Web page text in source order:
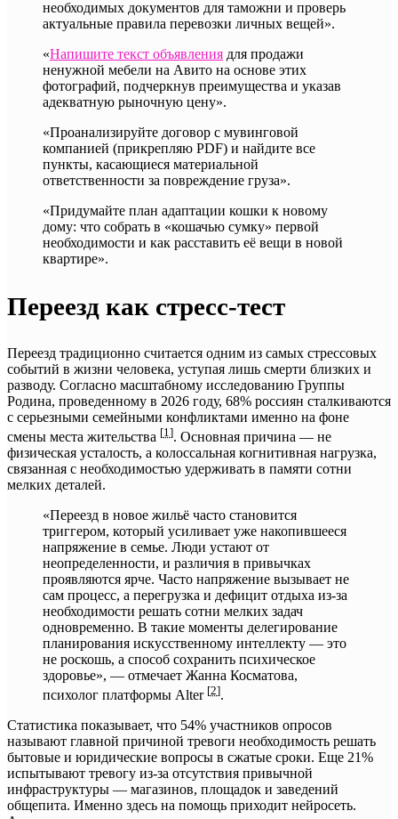
необходимых документов для таможни и проверь
актуальные правила перевозки личных вещей».
«Напишите текст объявления для продажи
ненужной мебели на Авито на основе этих
фотографий, подчеркнув преимущества и указав
адекватную рыночную цену».
«Проанализируйте договор с мувинговой
компанией (прикрепляю PDF) и найдите все
пункты, касающиеся материальной
ответственности за повреждение груза».
«Придумайте план адаптации кошки к новому
дому: что собрать в «кошачью сумку» первой
необходимости и как расставить её вещи в новой
квартире».
Переезд как стресс-тест
Переезд традиционно считается одним из самых стрессовых
событий в жизни человека, уступая лишь смерти близких и
разводу. Согласно масштабному исследованию Группы
Родина, проведенному в 2026 году, 68% россиян сталкиваются
с серьезными семейными конфликтами именно на фоне
смены места жительства [1 ]. Основная причина — не
физическая усталость, а колоссальная когнитивная нагрузка,
связанная с необходимостью удерживать в памяти сотни
мелких деталей.
«Переезд в новое жильё часто становится
триггером, который усиливает уже накопившееся
напряжение в семье. Люди устают от
неопределенности, и различия в привычках
проявляются ярче. Часто напряжение вызывает не
сам процесс, а перегрузка и дефицит отдыха из-за
необходимости решать сотни мелких задач
одновременно. В такие моменты делегирование
планирования искусственному интеллекту — это
не роскошь, а способ сохранить психическое
здоровье», — отмечает Жанна Косматова,
психолог платформы Alter [2].
Статистика показывает, что 54% участников опросов
называют главной причиной тревоги необходимость решать
бытовые и юридические вопросы в сжатые сроки. Еще 21%
испытывают тревогу из-за отсутствия привычной
инфраструктуры — магазинов, площадок и заведений
общепита. Именно здесь на помощь приходит нейросеть.